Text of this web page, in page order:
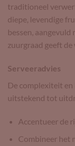
traditioneel
diepe, levendige
bessen,
zuurgraad geeft
Serveeradvies
De complexiteit
uitstekend tot
Accentueer de
Combineer het